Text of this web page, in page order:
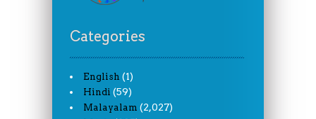
Categories
English (1)
Hindi (59)
Malayalam (2,027)